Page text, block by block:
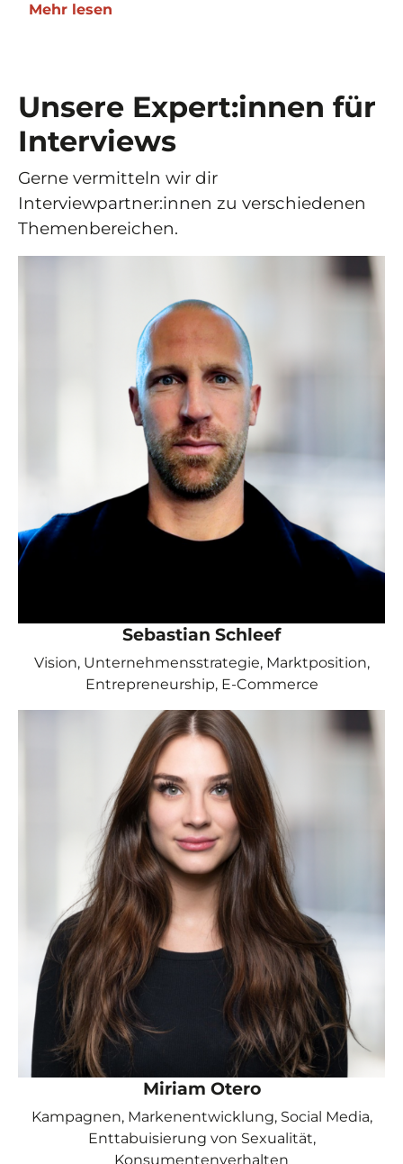
Mehr lesen
Unsere Expert:innen für
Interviews
Gerne vermitteln wir dir
Interviewpartner:innen zu verschiedenen
Themenbereichen.
Sebastian Schleef
Vision, Unternehmensstrategie, Marktposition,
Entrepreneurship, E-Commerce
Miriam Otero
Kampagnen, Markenentwicklung, Social Media,
Enttabuisierung von Sexualität,
Konsumentenverhalten